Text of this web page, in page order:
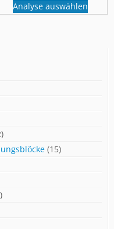
Analyse auswählen
(15)